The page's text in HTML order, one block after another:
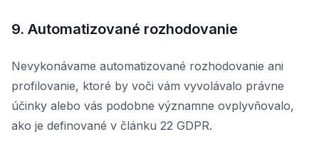
9. Automatizované rozhodovanie
Nevykonávame automatizované rozhodovanie ani
profilovanie, ktoré by voči vám vyvolávalo právne
účinky alebo vás podobne významne ovplyvňovalo,
ako je definované v článku 22 GDPR.